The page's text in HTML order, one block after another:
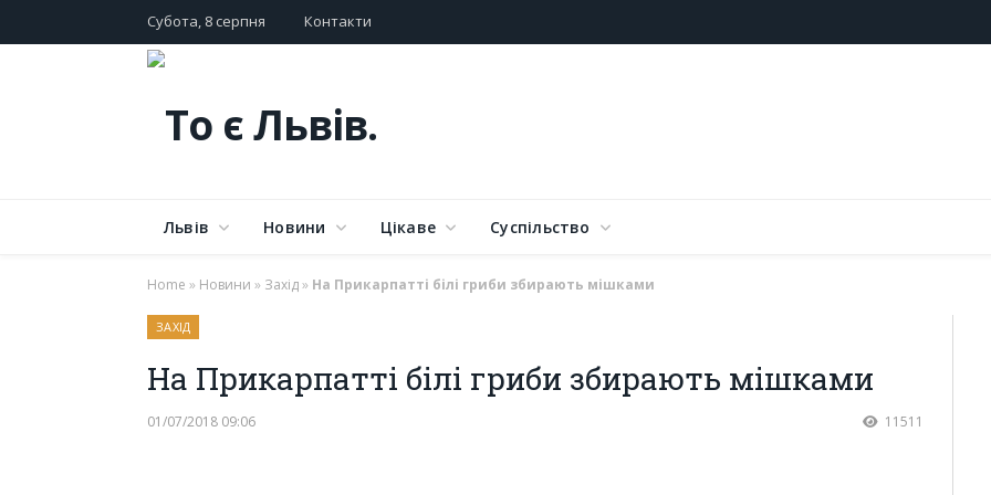
Субота, 8 серпня Контакти
Львів Новини Цікаве Суспільство
Home » Новини » Захід» На Прикарпатті білі гриби збирають мішками
ЗАХІД
На Прикарпатті білі гриби збирають мішками
01/07/2018 09:06 11511